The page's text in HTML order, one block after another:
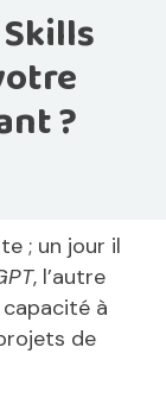
?
; un jour il
, l’autre
à
de